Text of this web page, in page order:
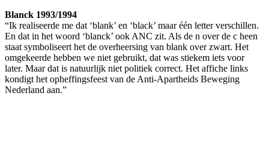
Blanck 1993/1994
“Ik realiseerde me dat ‘blank’ en ‘black’ maar één letter verschillen.
En dat in het woord ‘blanck’ ook ANC zit. Als de n over de c heen
staat symboliseert het de overheersing van blank over zwart. Het
omgekeerde hebben we niet gebruikt, dat was stiekem iets voor
later. Maar dat is natuurlijk niet politiek correct. Het affiche links
kondigt het opheffingsfeest van de Anti-Apartheids Beweging
Nederland aan.”